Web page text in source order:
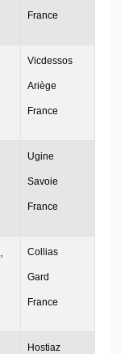
France
Vicdessos
Ariège
France
Ugine
Savoie
France
Collias
Gard
France
Hostiaz